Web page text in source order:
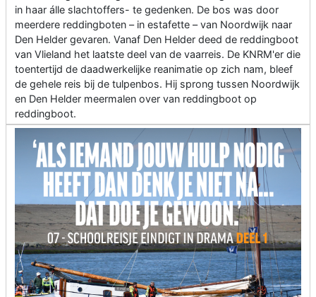
in haar álle slachtoffers- te gedenken. De bos was door
meerdere reddingboten – in estafette – van Noordwijk naar
Den Helder gevaren. Vanaf Den Helder deed de reddingboot
van Vlieland het laatste deel van de vaarreis. De KNRM'er die
toentertijd de daadwerkelijke reanimatie op zich nam, bleef
de gehele reis bij de tulpenbos. Hij sprong tussen Noordwijk
en Den Helder meermalen over van reddingboot op
reddingboot.